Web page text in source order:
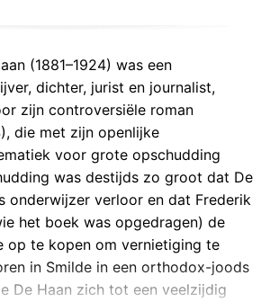
(1881–1924) was een
dichter, jurist en journalist,
zijn controversiële roman
die met zijn openlijke
voor grote opschudding
was destijds zo groot dat De
onderwijzer verloor en dat Frederik
het boek was opgedragen) de
op te kopen om vernietiging te
in Smilde in een orthodox-joods
De Haan zich tot een veelzijdig